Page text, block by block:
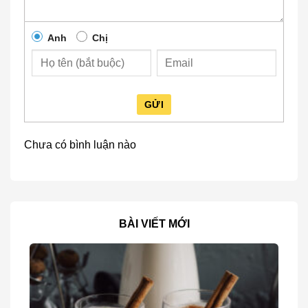
Kiến
Để cảm nhận trọn vẹn hương vị đặc trưng của
Thiết Quan Âm, điều quan trọng là bạn phải pha
đúng cách. Dưới đây là các bước pha chuẩn theo
phong cách truyền thống Trung Hoa, giúp bạn tận
hưởng trọn vẹn hương lan, vị ngọt hậu của loại trà
Trà Thiết Quan Âm (5 – 7gr)
Khay trà, muỗng lấy trà
Các bước pha trà:
Anh Chị
GỬI
Chưa có bình luận nào
BÀI VIẾT MỚI